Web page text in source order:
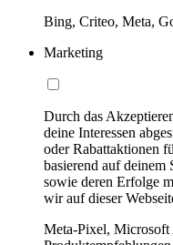
Bing, Criteo, Meta,
Marketing
Durch das
deine Interessen
oder Rabattaktionen
basierend auf deinem
sowie deren Erfolge
wir auf dieser
Meta-Pixel,